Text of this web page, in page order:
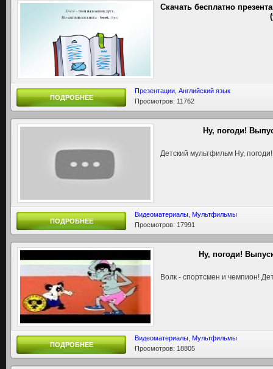
Скачать бесплатно
ПОДРОБНЕЕ
Презентации Английский язык
Просмотров: 11762
Ну, погоди!
Детский мультфильм Ну,
ПОДРОБНЕЕ
Видеоматериалы Мультфильмы
Просмотров: 17991
Ну, погоди!
Волк - спортсмен и чемпион!
ПОДРОБНЕЕ
Видеоматериалы Мультфильмы
Просмотров: 18805